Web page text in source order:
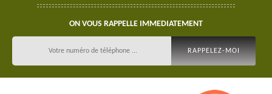
ON VOUS RAPPELLE IMMEDIATEMENT